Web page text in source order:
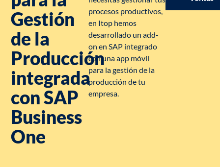
Gestión
de la
Producción
integrada
con SAP
Business
One
procesos productivos,
en Itop hemos
desarrollado un add-
on en SAP integrado
con una app móvil
para la gestión de la
producción de tu
empresa.